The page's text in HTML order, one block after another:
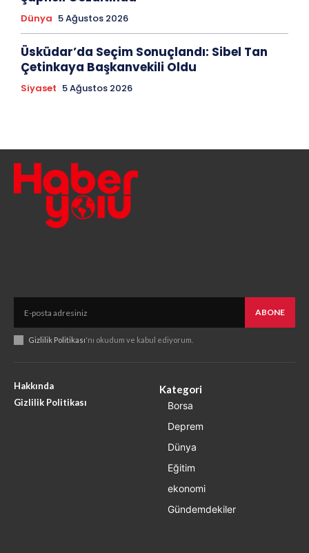
Dünya 5 Ağustos 2026
Üsküdar’da Seçim Sonuçlandı: Sibel Tan
Çetinkaya Başkanvekili Oldu
Siyaset 5 Ağustos 2026
ABONE
Gizlilik Politikası'nı okudum ve kabul ediyorum.
Hakkında
Gizlilik Politikası
Kategori
Borsa
Deprem
Dünya
Eğitim
ekonomi
Gündemdekiler